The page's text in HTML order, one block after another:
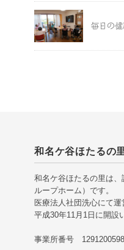
毎日の
和名ケ谷ほたるの
和名ケ谷ほたるの里は
ループホーム）です。
医療法人社団洗心にて運
平成30年11月1日に開設
事業所番号 1291200598